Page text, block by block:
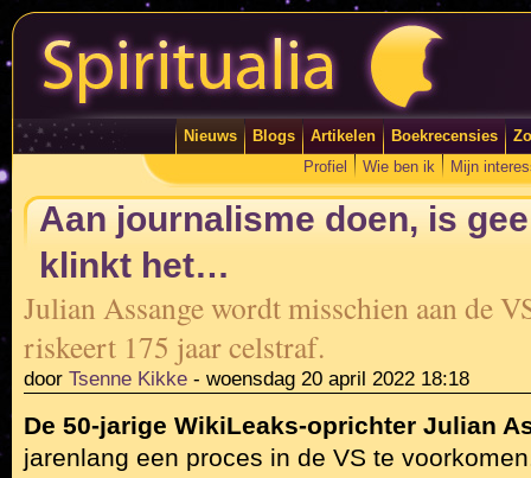
Nieuws Blogs Artikelen Boekrecensies
Profiel
Wie ben ik Mijn
Aan journalisme doen, is
klinkt het…
Julian Assange wordt misschien aan de
riskeert 175 jaar celstraf.
door Tsenne Kikke - woensdag 20 april 2022 18:18
De 50-jarige WikiLeaks-oprichter Julian
jarenlang een proces in de VS te